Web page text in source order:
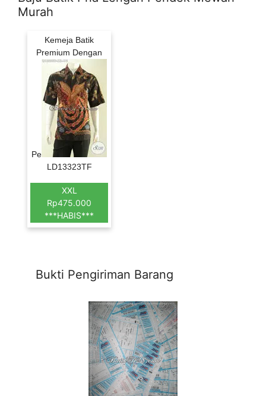
Murah
Kemeja Batik
Premium Dengan
Pe
LD13323TF
XXL
Rp475.000
***HABIS***
Bukti Pengiriman Barang